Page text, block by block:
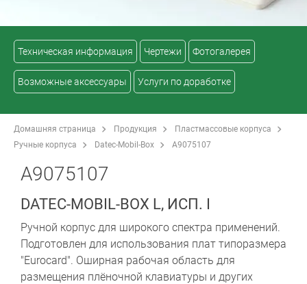
Техническая информация Чертежи Фотогалерея
Возможные аксессуары Услуги по доработке
Домашняя страница Продукция
Пластмассовые корпуса
Ручные корпуса
Datec-Mobil-Box A9075107
A9075107
DATEC-MOBIL-BOX L, ИСП. I
Ручной корпус для широкого спектра применений.
Подготовлен для использования плат типоразмера
"Eurocard". Оширная рабочая область для
размещения плёночной клавиатуры и других